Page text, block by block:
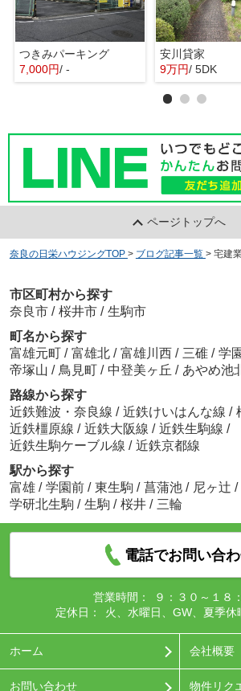
つきみパーキング
7,000円/ -
安川貸家
9万円/ 5DK
ページトップへ
奈良の日栄ハウジングTOP > ブログ記事一覧 > 宅建
市区町村から探す
奈良市 / 桜井市 / 生駒市
町名から探す
富雄元町 / 富雄北 / 富雄川西 / 三碓 / 学
帝塚山 / 鳥見町 / 中登美ヶ丘 / あやめ池
路線から探す
近鉄難波・奈良線 / 近鉄けいはんな線 /
近鉄橿原線 / 近鉄大阪線 / 近鉄生駒線 /
近鉄生駒ケーブル線 / 近鉄京都線
駅から探す
富雄 / 学園前 / 東生駒 / 菖蒲池 / 尼ヶ辻 /
学研北生駒 / 生駒 / 桜井 / 三輪
電話でお問い合
営業時間：
９：３０～１８
定休日：
火、水曜日、GW、夏季休
ホーム 会社概要
お問い合わせ 物件リク